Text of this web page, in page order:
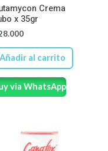
Crema
x 35gr
Añadir al carrito
via WhatsApp